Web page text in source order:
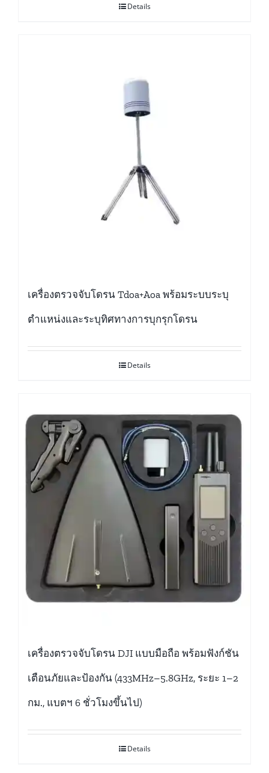
Details
เครื่องตรวจจับโดรน Tdoa+Aoa พร้อมระบบระบุ
ตำแหน่งและระบุทิศทางการบุกรุกโดรน
Details
เครื่องตรวจจับโดรน DJI แบบมือถือ พร้อมฟังก์ชัน
เตือนภัยและป้องกัน (433MHz–5.8GHz, ระยะ 1–2
กม., แบตฯ 6 ชั่วโมงขึ้นไป)
Details